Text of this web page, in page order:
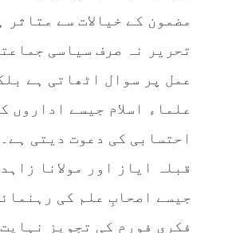
مضمون کے خیالات سے متاثر
تحریر نہ صرف سیاسی
عمل پر سوال اٹھاتی ہے
علماء اسلام جیسے اداروں
احتسابی کی دعوت دیتی
قبلہ ایاز اور مولانا
جیسے اصحابِ علم کی
فکری فورم کی تجویز